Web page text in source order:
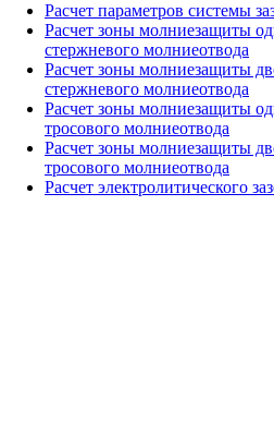
Расчет параметров системы
Расчет зоны молниезащиты
стержневого молниеотвода
Расчет зоны молниезащиты
стержневого молниеотвода
Расчет зоны молниезащиты
тросового молниеотвода
Расчет зоны молниезащиты
тросового молниеотвода
Расчет электролитического